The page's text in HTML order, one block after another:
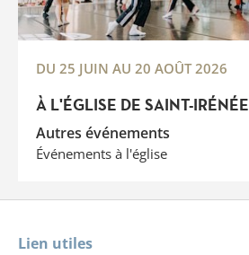
À L'ÉGLISE DE SAINT-IRÉNÉE
Autres événements
Événements à l'église
DU 25 JUIN AU 20 AOÛT 2026
Lien utiles